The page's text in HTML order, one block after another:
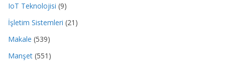
IoT Teknolojisi (9)
İşletim Sistemleri (21)
Makale (539)
Manşet (551)